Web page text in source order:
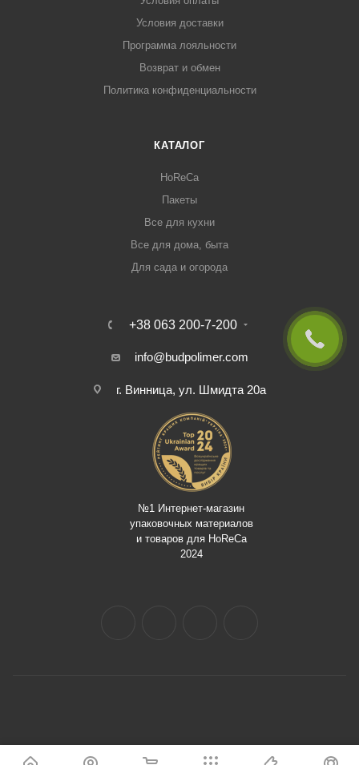
Условия доставки
Программа лояльности
Возврат и обмен
Политика конфиденциальности
КАТАЛОГ
HoReCa
Пакеты
Все для кухни
Все для дома, быта
Для сада и огорода
+38 063 200-7-200
info@budpolimer.com
г. Винница, ул. Шмидта 20а
№1 Интернет-магазин
упаковочных материалов
и товаров для HoReCa
2024